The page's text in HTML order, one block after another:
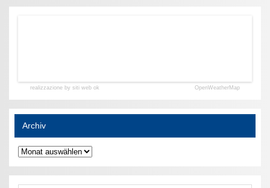
realizzazione by siti web ok OpenWeatherMap
Archiv
Archiv